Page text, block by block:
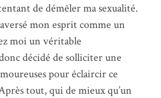
de démêler ma sexualité.
mon esprit comme un
moi un véritable
décidé de solliciter une
pour éclaircir ce
tout, qui de mieux qu’un